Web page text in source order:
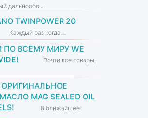
дальнообо...
TWINPOWER 20
раз когда...
ПО ВСЕМУ МИРУ WE
Почти все товары,
MAG SEALED OIL
В ближайшее